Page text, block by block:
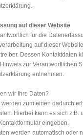
auf dieser Website
für die
auf dieser
Dessen Kontaktdaten
zur Verantwortlichen
entnehmen.
wir Ihre Daten?
werden zum einen dadurch
Hierbei kann es sich z.B.
eingeben.
werden automatisch oder